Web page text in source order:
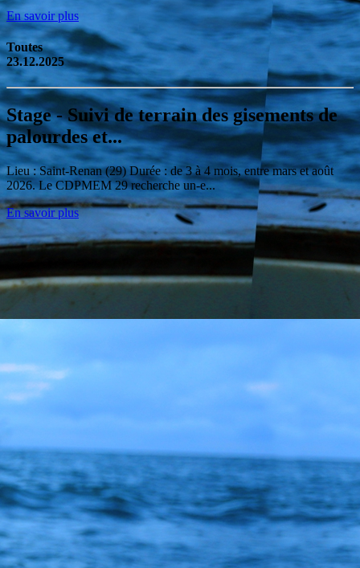
En savoir plus
Toutes
23.12.2025
Stage - Suivi de terrain des gisements de
palourdes et...
Lieu : Saint-Renan (29) Durée : de 3 à 4 mois, entre mars et août
2026. Le CDPMEM 29 recherche un-e...
En savoir plus